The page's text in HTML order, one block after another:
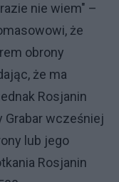
nie wiem" –
że
obrony
że ma
Rosjanin
Grabar wcześniej
lub jego
Rosjanin